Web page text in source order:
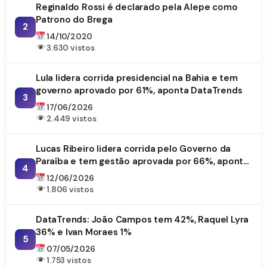
2
Reginaldo Rossi é declarado pela Alepe como
Patrono do Brega
14/10/2020
3.630 vistos
3
Lula lidera corrida presidencial na Bahia e tem
governo aprovado por 61%, aponta DataTrends
17/06/2026
2.449 vistos
4
Lucas Ribeiro lidera corrida pelo Governo da
Paraíba e tem gestão aprovada por 66%, aponta
DataTrends
12/06/2026
1.806 vistos
5
DataTrends: João Campos tem 42%, Raquel Lyra
36% e Ivan Moraes 1%
07/05/2026
1.753 vistos